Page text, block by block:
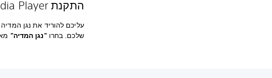
התקנת PS4 Media Player
שלכם. בחרו"נגן המדיה"